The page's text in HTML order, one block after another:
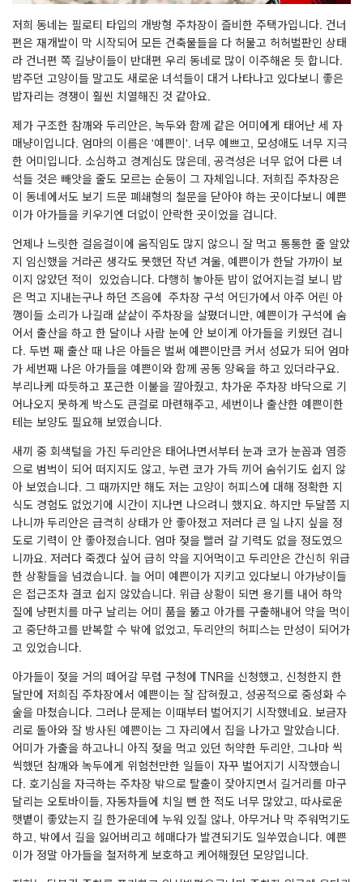
저희 동네는 필로티 타입의 개방형 주차장이 즐비한 주택가입니다. 건너
편은 재개발이 막 시작되어 모든 건축물들을 다 허물고 허허벌판인 상태
라 건너편 쪽 길냥이들이 반대편 우리 동네로 많이 이주해온 듯 합니다.
밥주던 고양이들 말고도 새로운 녀석들이 대거 나타나고 있다보니 좋은
밥자리는 경쟁이 훨씬 치열해진 것 같아요.
제가 구조한 참깨와 두리안은, 녹두와 함께 같은 어미에게 태어난 세 자
매냥이입니다. 엄마의 이름은 '예쁜이'. 너무 예쁘고, 모성애도 너무 지극
한 어미입니다. 소심하고 경계심도 많은데, 공격성은 너무 없어 다른 녀
석들 것은 빼앗을 줄도 모르는 순둥이 그 자체입니다. 저희집 주차장은
이 동네에서도 보기 드문 폐쇄형의 철문을 닫아야 하는 곳이다보니 예쁜
이가 아가들을 키우기엔 더없이 안락한 곳이었을 겁니다.
언제나 느릿한 걸음걸이에 움직임도 많지 않으니 잘 먹고 통통한 줄 알았
지 임신했을 거라곤 생각도 못했던 작년 겨울, 예쁜이가 한달 가까이 보
이지 않았던 적이 있었습니다. 다행히 놓아둔 밥이 없어지는걸 보니 밥
은 먹고 지내는구나 하던 즈음에 주차장 구석 어딘가에서 아주 어린 아
깽이들 소리가 나길래 샅샅이 주차장을 살폈더니만, 예쁜이가 구석에 숨
어서 출산을 하고 한 달이나 사람 눈에 안 보이게 아가들을 키웠던 겁니
다. 두번 째 출산 때 나은 아들은 벌써 예쁜이만큼 커서 성묘가 되어 엄마
가 세번째 나은 아가들을 예쁜이와 함께 공동 양육을 하고 있더라구요.
부리나케 따듯하고 포근한 이불을 깔아줬고, 차가운 주차장 바닥으로 기
어나오지 못하게 박스도 큰걸로 마련해주고, 세번이나 출산한 예쁜이한
테는 보양도 필요해 보였습니다.
새끼 중 회색털을 가진 두리안은 태어나면서부터 눈과 코가 눈꼽과 염증
으로 범벅이 되어 떠지지도 않고, 누런 코가 가득 끼어 숨쉬기도 쉽지 않
아 보였습니다. 그 때까지만 해도 저는 고양이 허피스에 대해 정확한 지
식도 경험도 없었기에 시간이 지나면 나으려니 했지요. 하지만 두달쯤 지
나니까 두리안은 급격히 상태가 안 좋아졌고 저러다 큰 일 나지 싶을 정
도로 기력이 안 좋아졌습니다. 엄마 젖을 빨러 갈 기력도 없을 정도였으
니까요. 저러다 죽겠다 싶어 급히 약을 지어먹이고 두리안은 간신히 위급
한 상황들을 넘겼습니다. 늘 어미 예쁜이가 지키고 있다보니 아가냥이들
은 접근조차 결코 쉽지 않았습니다. 위급 상황이 되면 용기를 내어 하악
질에 냥펀치를 마구 날리는 어미 품을 뚫고 아가를 구출해내어 약을 먹이
고 중단하고를 반복할 수 밖에 없었고, 두리안의 허피스는 만성이 되어가
고 있었습니다.
아가들이 젖을 거의 떼어갈 무렵 구청에 TNR을 신청했고, 신청한지 한
달만에 저희집 주차장에서 예쁜이는 잘 잡혀줬고, 성공적으로 중성화 수
술을 마쳤습니다. 그러나 문제는 이때부터 벌어지기 시작했네요. 보금자
리로 돌아와 잘 방사된 예쁜이는 그 자리에서 집을 나가고 말았습니다.
어미가 가출을 하고나니 아직 젖을 먹고 있던 허약한 두리안, 그나마 씩
씩했던 참깨와 녹두에게 위험천만한 일들이 자꾸 벌어지기 시작했습니
다. 호기심을 자극하는 주차장 밖으로 탈출이 잦아지면서 길거리를 마구
달리는 오토바이들, 자동차들에 치일 뻔 한 적도 너무 많았고, 따사로운
햇볕이 좋았는지 길 한가운데에 누워 있질 않나, 아무거나 막 주워먹기도
하고, 밖에서 길을 잃어버리고 헤매다가 발견되기도 일쑤였습니다. 예쁜
이가 정말 아가들을 철저하게 보호하고 케어해줬던 모양입니다.